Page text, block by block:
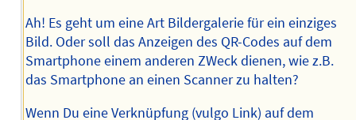
Ah! Es geht um eine Art Bildergalerie für ein einziges
Bild. Oder soll das Anzeigen des QR-Codes auf dem
Smartphone einem anderen ZWeck dienen, wie z.B.
das Smartphone an einen Scanner zu halten?
Wenn Du eine Verknüpfung (vulgo Link) auf dem